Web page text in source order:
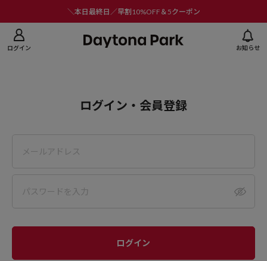
＼本日最終日／早割10%OFF＆5クーポン
ログイン お知らせ
ログイン・会員登録